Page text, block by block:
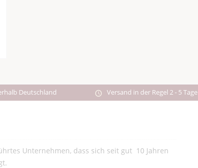
Deutschland Versand in der Regel 2 - 5 Tage
Unternehmen, dass sich seit gut 10 Jahren